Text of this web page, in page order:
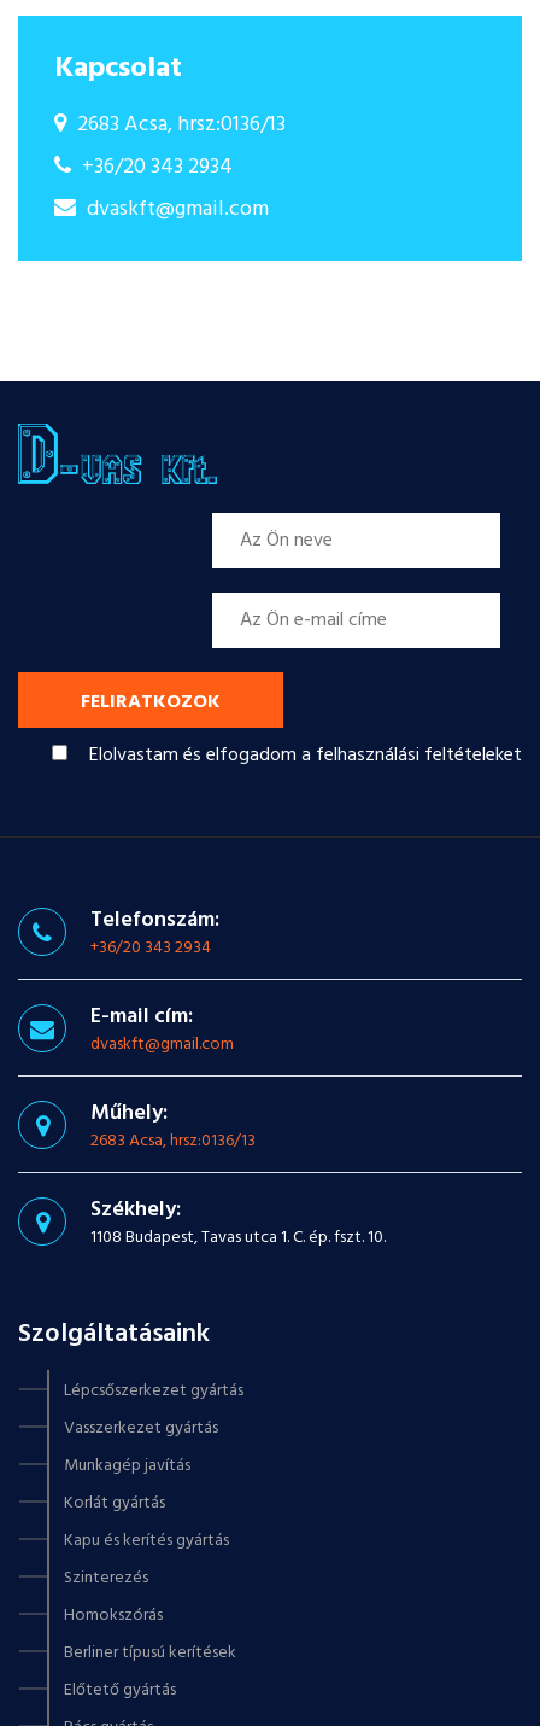
Kapcsolat
2683 Acsa, hrsz:0136/13
+36/20 343 2934
dvaskft@gmail.com
FELIRATKOZOK
Elolvastam és elfogadom a felhasználási feltételeket
Telefonszám:
+36/20 343 2934
E-mail cím:
dvaskft@gmail.com
Műhely:
2683 Acsa, hrsz:0136/13
Székhely:
1108 Budapest, Tavas utca 1. C. ép. fszt. 10.
Szolgáltatásaink
Lépcsőszerkezet gyártás
Vasszerkezet gyártás
Munkagép javítás
Korlát gyártás
Kapu és kerítés gyártás
Szinterezés
Homokszórás
Berliner típusú kerítések
Előtető gyártás